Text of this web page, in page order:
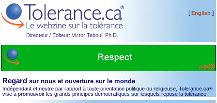
Directeur / Éditeur: Victor Teboul, Ph.D.
[English ]
Regard sur nous et ouverture sur le monde
Indépendant et neutre par rapport à toute orientation politique ou religieuse, Tolerance.ca®
vise à promouvoir les grands principes démocratiques sur lesquels repose la tolérance.